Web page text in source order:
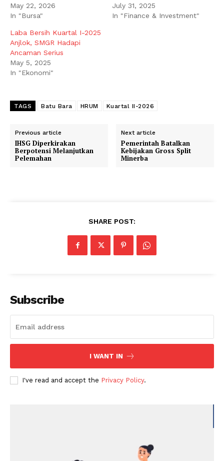
May 22, 2026
In "Bursa"
July 31, 2025
In "Finance & Investment"
Laba Bersih Kuartal I-2025
Anjlok, SMGR Hadapi
Ancaman Serius
May 5, 2025
In "Ekonomi"
TAGS Batu Bara HRUM Kuartal II-2026
Previous article
IHSG Diperkirakan
Berpotensi Melanjutkan
Pelemahan
Next article
Pemerintah Batalkan
Kebijakan Gross Split
Minerba
SHARE POST:
Subscribe
I WANT IN
I've read and accept the Privacy Policy.